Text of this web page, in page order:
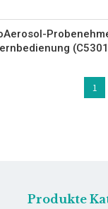
1
Produkte